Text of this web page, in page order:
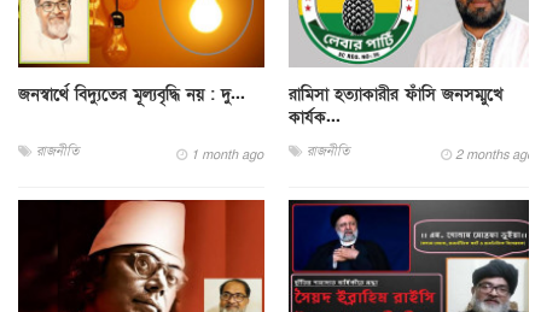
জনস্বার্থে বিদ্যুতের মূল্যবৃদ্ধি নয় : দু...
রাজনীতি 1 month ago
রামিসা হত্যাকারীর ফাঁসি জনসম্মুখে
কার্যক...
রাজনীতি 2 months ago